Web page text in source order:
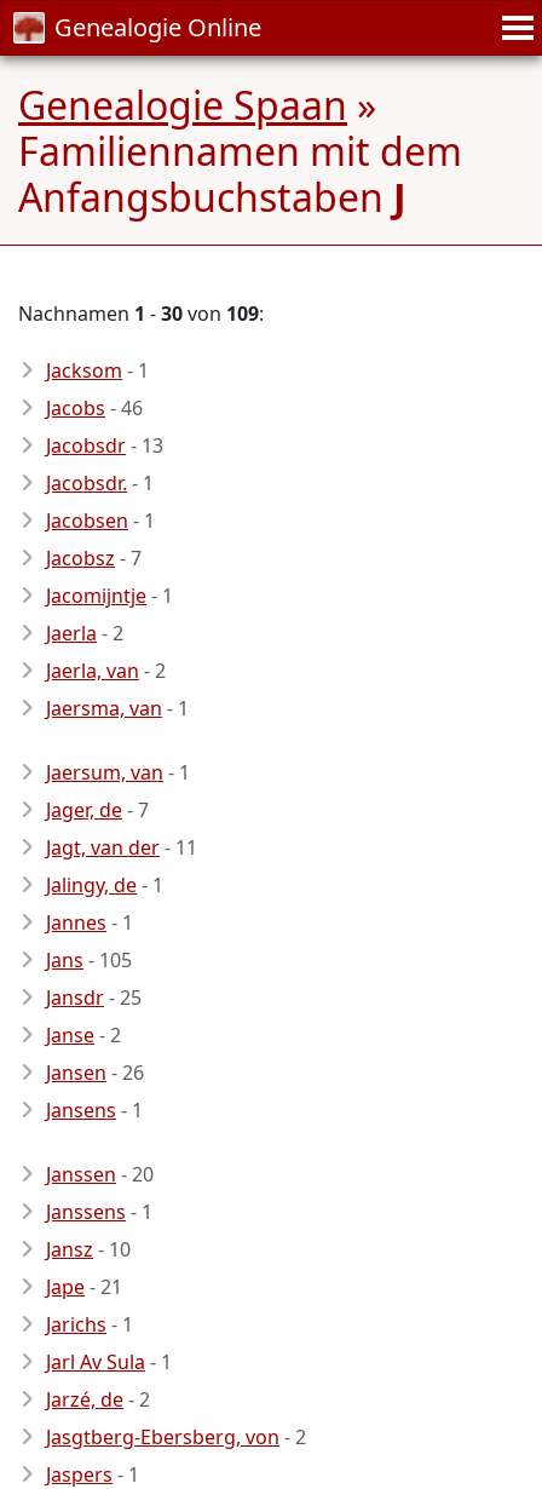
Genealogie Online
Genealogie Spaan »
Familiennamen mit dem
Anfangsbuchstaben J
Nachnamen 1 -30von 109:
Jacksom - 1
Jacobs - 46
Jacobsdr- 13
Jacobsdr. - 1
Jacobsen - 1
Jacobsz - 7
Jacomijntje- 1
Jaerla - 2
Jaerla, van - 2
Jaersma, van - 1
Jaersum, van - 1
Jager, de- 7
Jagt, van der- 11
Jalingy, de- 1
Jannes - 1
Jans - 105
Jansdr- 25
Janse- 2
Jansen - 26
Jansens - 1
Janssen - 20
Janssens - 1
Jansz - 10
Jape- 21
Jarichs - 1
Jarl Av Sula - 1
Jarzé, de- 2
Jasgtberg-Ebersberg, von - 2
Jaspers - 1